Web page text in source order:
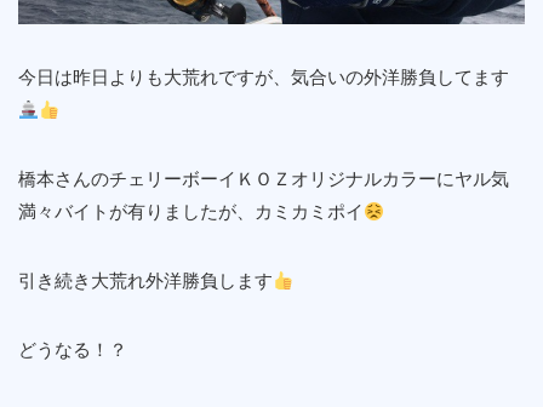
今日は昨日よりも大荒れですが、気合いの外洋勝負してます
橋本さんのチェリーボーイＫＯＺオリジナルカラーにヤル気
満々バイトが有りましたが、カミカミポイ
引き続き大荒れ外洋勝負します
どうなる！？